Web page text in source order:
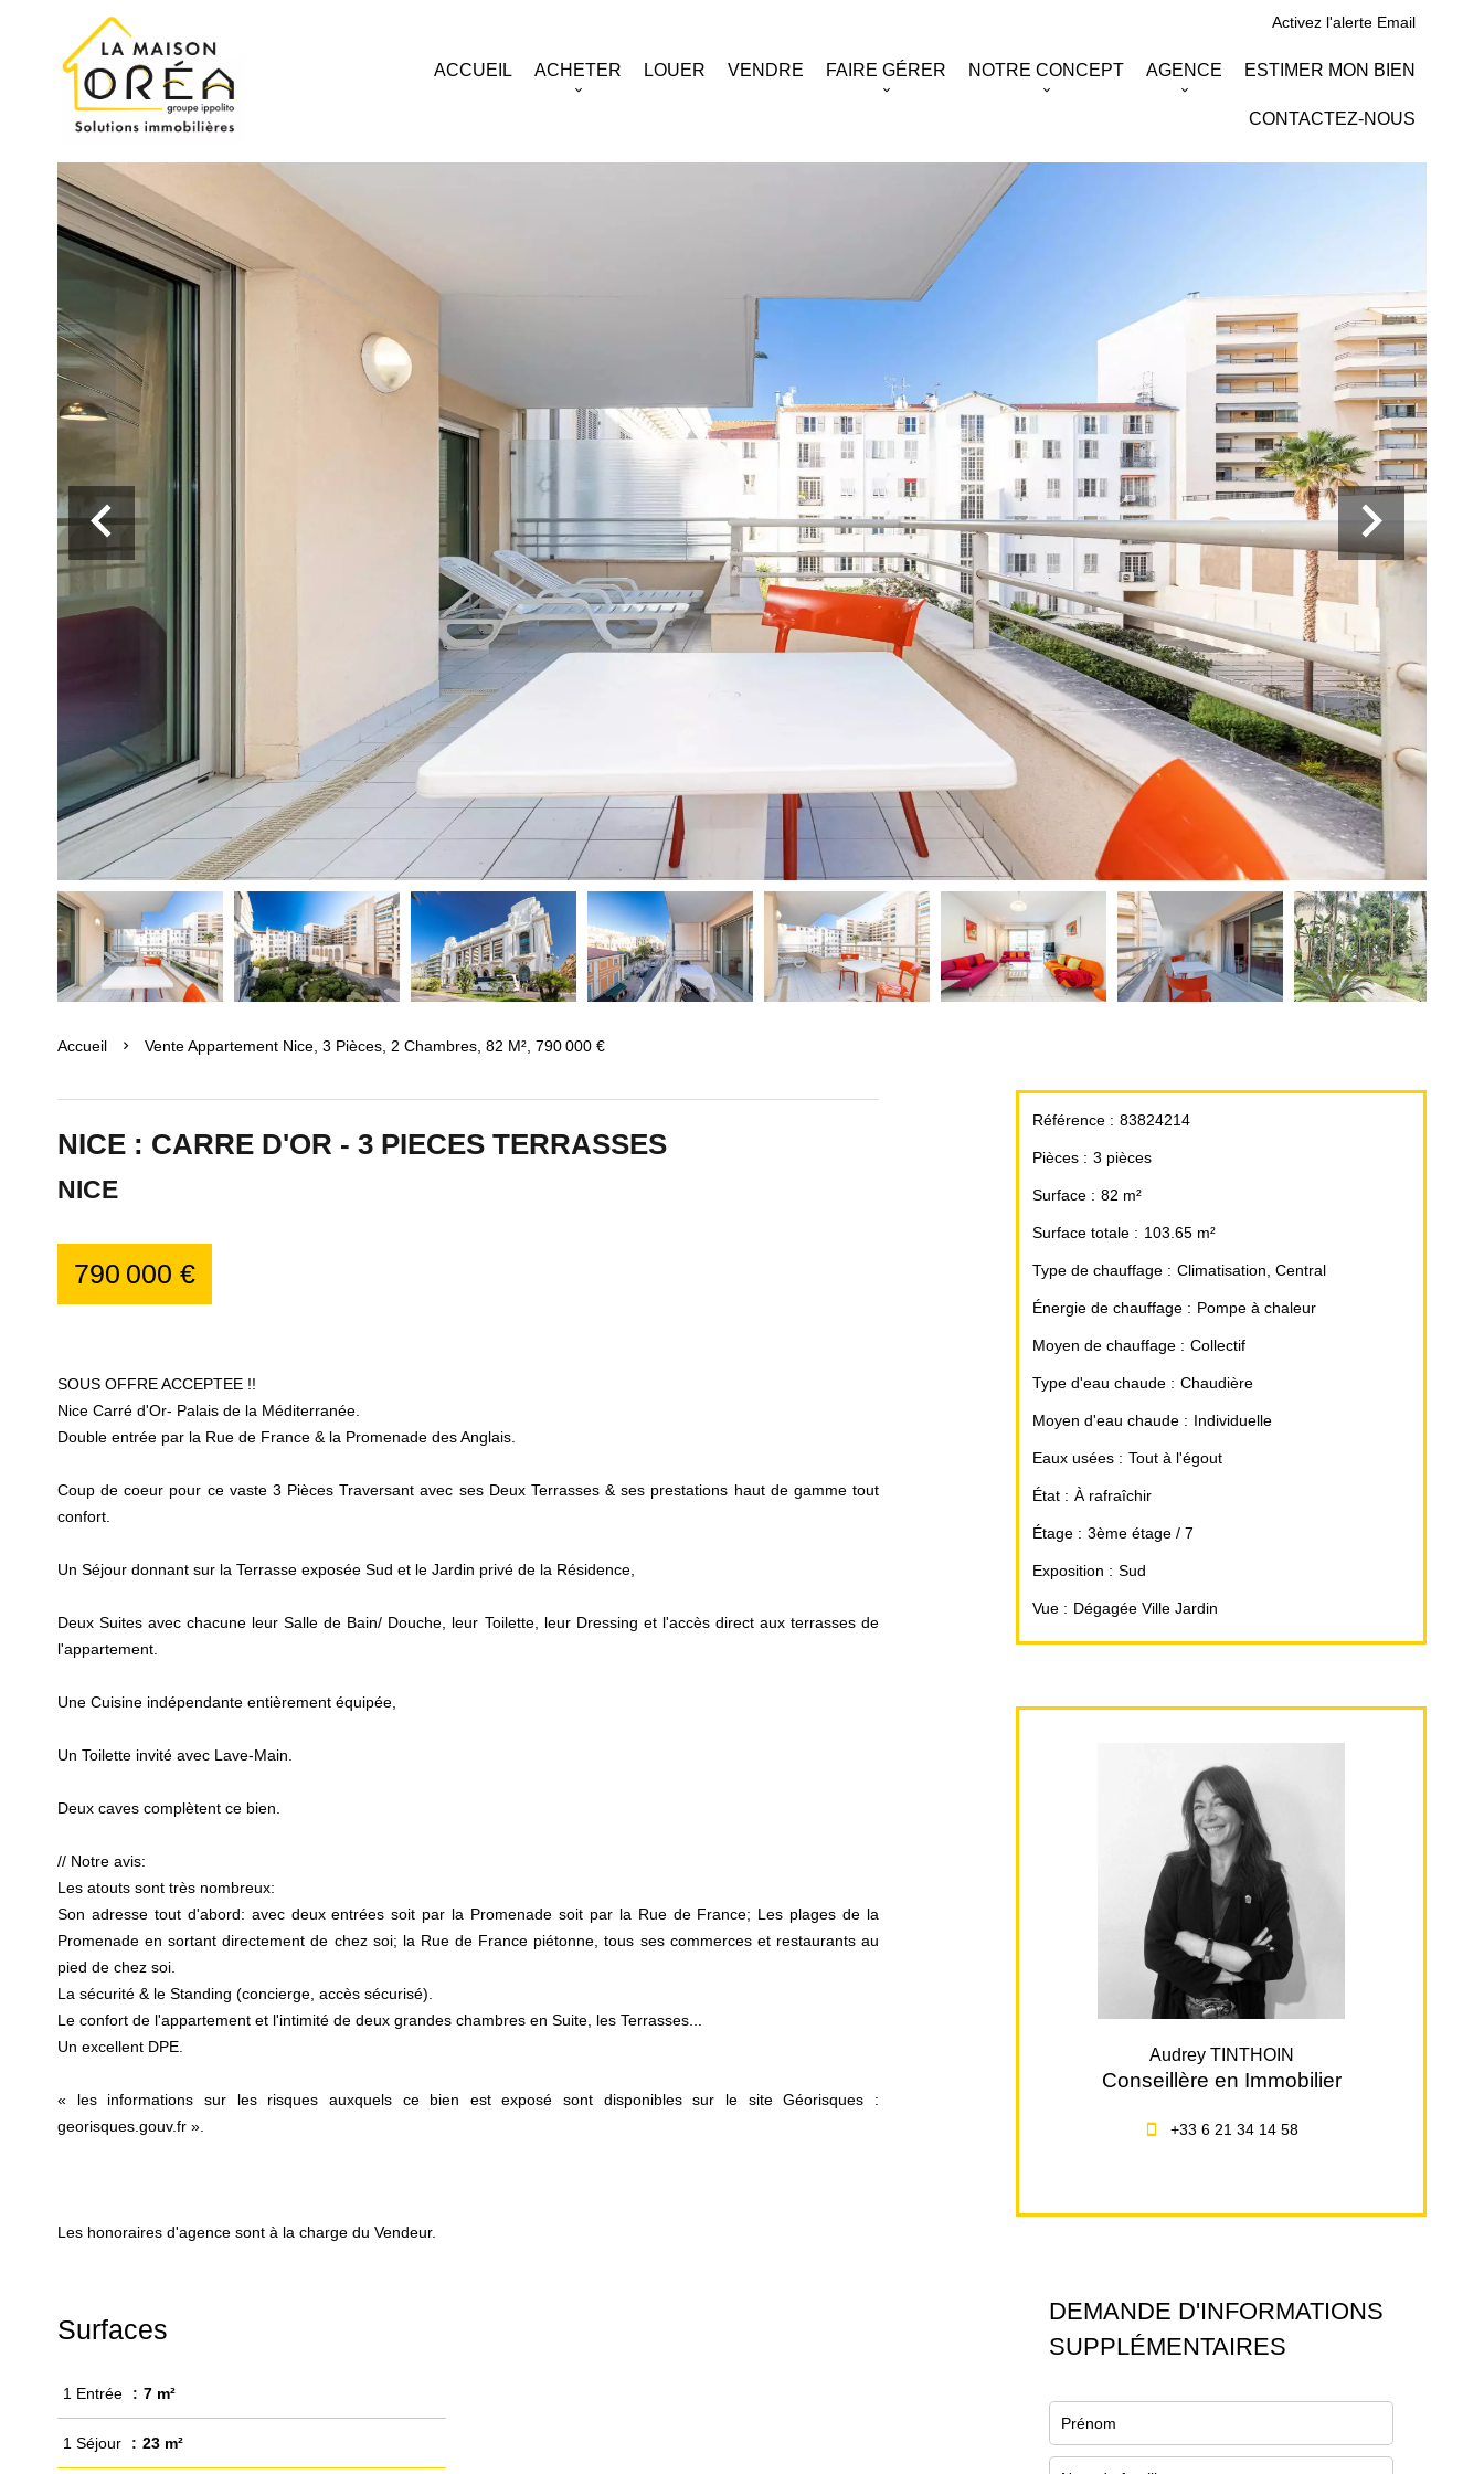
Activez l'alerte Email
ACCUEIL ACHETER LOUER VENDRE FAIRE GÉRER NOTRE CONCEPT AGENCE ESTIMER MON BIEN
CONTACTEZ-NOUS
Accueil Vente Appartement Nice, 3 Pièces, 2 Chambres, 82 M², 790 000 €
NICE : CARRE D'OR - 3 PIECES TERRASSES
NICE
790 000 €
SOUS OFFRE ACCEPTEE !!
Nice Carré d'Or- Palais de la Méditerranée.
Double entrée par la Rue de France & la Promenade des Anglais.
Coup de coeur pour ce vaste 3 Pièces Traversant avec ses Deux Terrasses & ses prestations haut de gamme tout
confort.
Un Séjour donnant sur la Terrasse exposée Sud et le Jardin privé de la Résidence,
Deux Suites avec chacune leur Salle de Bain/ Douche, leur Toilette, leur Dressing et l'accès direct aux terrasses de
l'appartement.
Une Cuisine indépendante entièrement équipée,
Un Toilette invité avec Lave-Main.
Deux caves complètent ce bien.
// Notre avis:
Les atouts sont très nombreux:
Son adresse tout d'abord: avec deux entrées soit par la Promenade soit par la Rue de France; Les plages de la
Promenade en sortant directement de chez soi; la Rue de France piétonne, tous ses commerces et restaurants au
pied de chez soi.
La sécurité & le Standing (concierge, accès sécurisé).
Le confort de l'appartement et l'intimité de deux grandes chambres en Suite, les Terrasses...
Un excellent DPE.
« les informations sur les risques auxquels ce bien est exposé sont disponibles sur le site Géorisques :
georisques.gouv.fr ».
Les honoraires d'agence sont à la charge du Vendeur.
Surfaces
1 Entrée 7 m²
1 Séjour 23 m²
Référence 83824214
Pièces 3 pièces
Surface 82 m²
Surface totale 103.65 m²
Type de chauffage Climatisation, Central
Énergie de chauffage Pompe à chaleur
Moyen de chauffage Collectif
Type d'eau chaude Chaudière
Moyen d'eau chaude Individuelle
Eaux usées Tout à l'égout
État À rafraîchir
Étage 3ème étage / 7
Exposition Sud
Vue Dégagée Ville Jardin
Audrey TINTHOIN
Conseillère en Immobilier
+33 6 21 34 14 58
DEMANDE D'INFORMATIONS
SUPPLÉMENTAIRES